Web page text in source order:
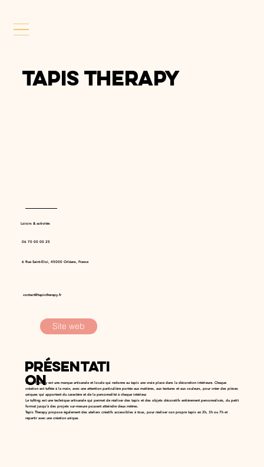
Tapis Therapy
Loisirs & activités
06 70 00 00 25
6 Rue Saint-Eloi, 45000 Orléans, France
contact@tapistherapy.fr
Site web
Présentati
on
Tapis Therapy est une marque artisanale et locale qui redonne au tapis une vraie place dans la décoration intérieure. Chaque
création est tuftée à la main, avec une attention particulière portée aux matières, aux textures et aux couleurs, pour créer des pièces
uniques qui apportent du caractère et de la personnalité à chaque intérieur.
Le tufting est une technique artisanale qui permet de réaliser des tapis et des objets décoratifs entièrement personnalisés, du petit
format jusqu’à des projets sur-mesure pouvant atteindre deux mètres.
Tapis Therapy propose également des ateliers créatifs accessibles à tous, pour réaliser son propre tapis en 2h, 3h ou 7h et
repartir avec une création unique.